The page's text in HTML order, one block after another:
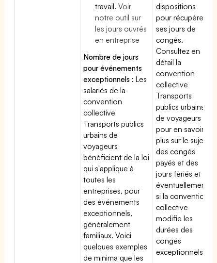
travail.Voir
notre outil sur
les jours ouvrés
en entreprise
Nombre de jours
pour événements
exceptionnels : Les
salariés de la
convention
collective
Transports publics
urbains de
voyageurs
bénéficient de la loi
qui s'applique à
toutes les
entreprises, pour
des événements
exceptionnels,
généralement
familiaux. Voici
quelques exemples
de minima que les
dispositions
pour récupérer
ses jours de
congés.
Consultez en
détail la
convention
collective
Transports
publics urbains
de voyageurs
pour en savoir
plus sur le sujet
des congés
payés et des
jours fériés et
éventuellement
si la convention
collective
modifie les
durées des
congés
exceptionnels.